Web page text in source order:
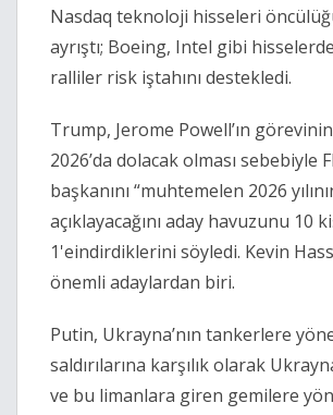
Nasdaq teknoloji hisseleri
ayrıştı; Boeing, Intel gibi
ralliler risk iştahını destekledi.
Trump, Jerome Powell’ın
2026’da dolacak olması sebebiyle
başkanını “muhtemelen 2026
açıklayacağını aday havuzunu 10
1'eindirdiklerini söyledi. Kevin
önemli adaylardan biri.
Putin, Ukrayna’nın tankerlere
saldırılarına karşılık olarak
ve bu limanlara giren gemilere